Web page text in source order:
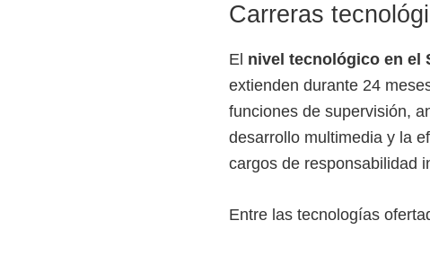
Carreras
El nivel tecnológico en el
extienden durante 24
funciones de supervisión,
desarrollo multimedia y la
cargos de responsabilidad
Entre las tecnologías